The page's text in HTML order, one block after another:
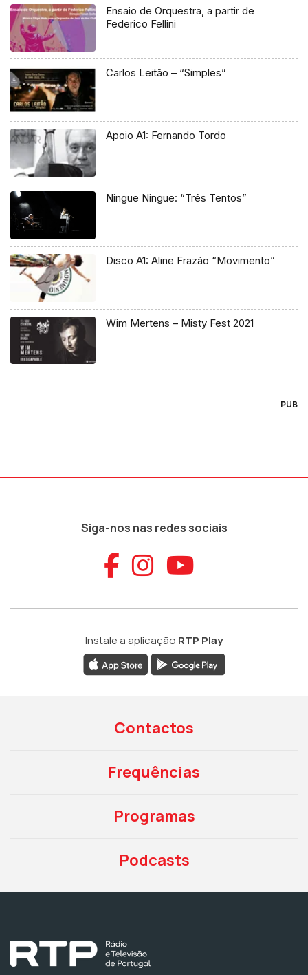
Ensaio de Orquestra, a partir de
Federico Fellini
Carlos Leitão – “Simples”
Apoio A1: Fernando Tordo
Ningue Ningue: “Três Tentos”
Disco A1: Aline Frazão “Movimento”
Wim Mertens – Misty Fest 2021
PUB
Siga-nos nas redes sociais
Aceder ao
Aceder ao
Aceder
Instale a aplicação RTP Play
Contactos
Frequências
Programas
Podcasts